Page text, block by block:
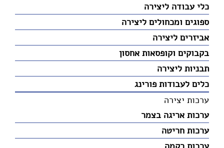
כלי עבודה ליצירה
ספוגים ומכחולים ליצירה
אביזרים ליצירה
בקבוקים וקופסאות אחסון
תבניות ליצירה
כלים לעבודות פורינג
ערכות יצירה
ערכות אריגה בצמר
ערכות חריטה